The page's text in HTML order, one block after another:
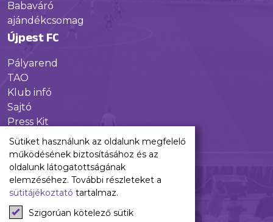
Babaváró
ajándékcsomag
Újpest FC
Pályarend
TAO
Klub infó
Sajtó
Press Kit
Újpest FC Shop
Digitális felületeink
Facebook
Instagram
Tiktok
Sütiket használunk az oldalunk megfelelő
működésének biztosításához és az
oldalunk látogatottságának
elemzéséhez. További részleteket a
sütitájékoztató tartalmaz.
Szigorúan kötelező sütik